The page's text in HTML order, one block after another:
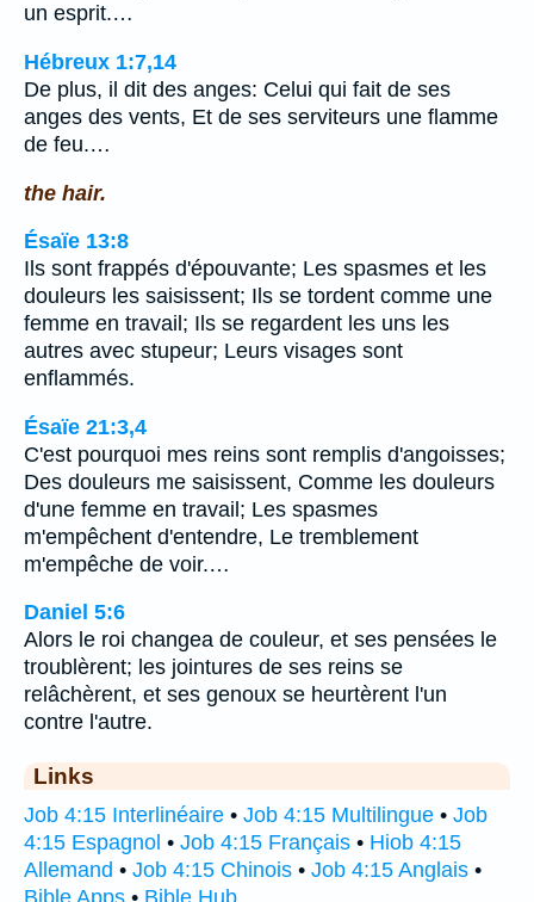
un esprit.…
Hébreux 1:7,14
De plus, il dit des anges: Celui qui fait de ses
anges des vents, Et de ses serviteurs une flamme
de feu.…
the hair.
Ésaïe 13:8
Ils sont frappés d'épouvante; Les spasmes et les
douleurs les saisissent; Ils se tordent comme une
femme en travail; Ils se regardent les uns les
autres avec stupeur; Leurs visages sont
enflammés.
Ésaïe 21:3,4
C'est pourquoi mes reins sont remplis d'angoisses;
Des douleurs me saisissent, Comme les douleurs
d'une femme en travail; Les spasmes
m'empêchent d'entendre, Le tremblement
m'empêche de voir.…
Daniel 5:6
Alors le roi changea de couleur, et ses pensées le
troublèrent; les jointures de ses reins se
relâchèrent, et ses genoux se heurtèrent l'un
contre l'autre.
Links
Job 4:15 Interlinéaire • Job 4:15 Multilingue • Job
4:15 Espagnol • Job 4:15 Français • Hiob 4:15
Allemand • Job 4:15 Chinois • Job 4:15 Anglais •